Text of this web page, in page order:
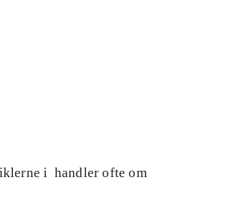
i handler ofte om